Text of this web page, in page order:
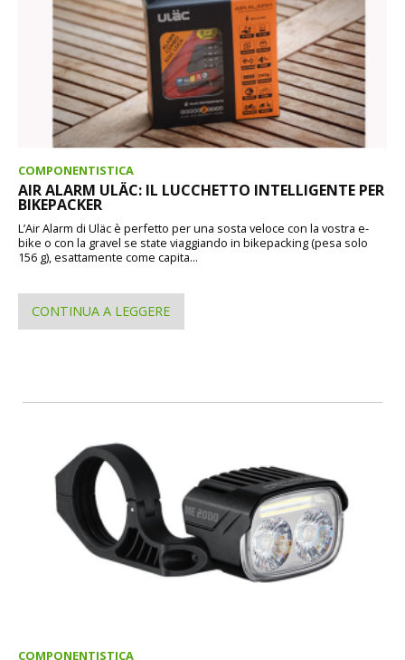
COMPONENTISTICA
AIR ALARM ULÄC: IL LUCCHETTO INTELLIGENTE PER
BIKEPACKER
L’Air Alarm di Uläc è perfetto per una sosta veloce con la vostra e-
bike o con la gravel se state viaggiando in bikepacking (pesa solo
156 g), esattamente come capita...
CONTINUA A LEGGERE
COMPONENTISTICA